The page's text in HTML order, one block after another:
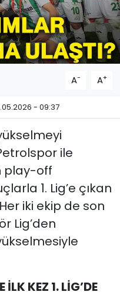
A- A+
- 09:37
ile
play-off
1. Lig’e çıkan
iki ekip de son
Lig’den
KEZ 1. LİG’DE